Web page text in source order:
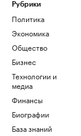
Рубрики
Политика
Экономика
Общество
Бизнес
Технологии и
медиа
Финансы
Биографии
База знаний